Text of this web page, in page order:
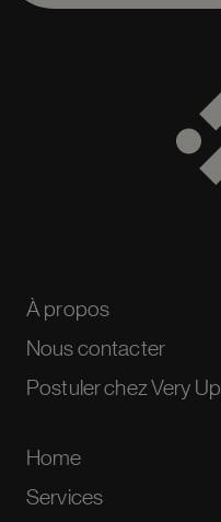
À propos
Nous contacter
Postuler chez Very Up
Home
Services